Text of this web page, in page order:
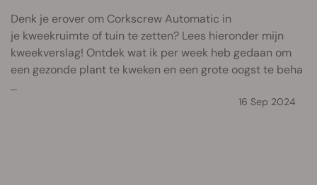
Denk je erover om Corkscrew Automatic in
je kweekruimte of tuin te zetten? Lees hieronder mijn
kweekverslag! Ontdek wat ik per week heb gedaan om
een gezonde plant te kweken en een grote oogst te beha
...
16 Sep 2024